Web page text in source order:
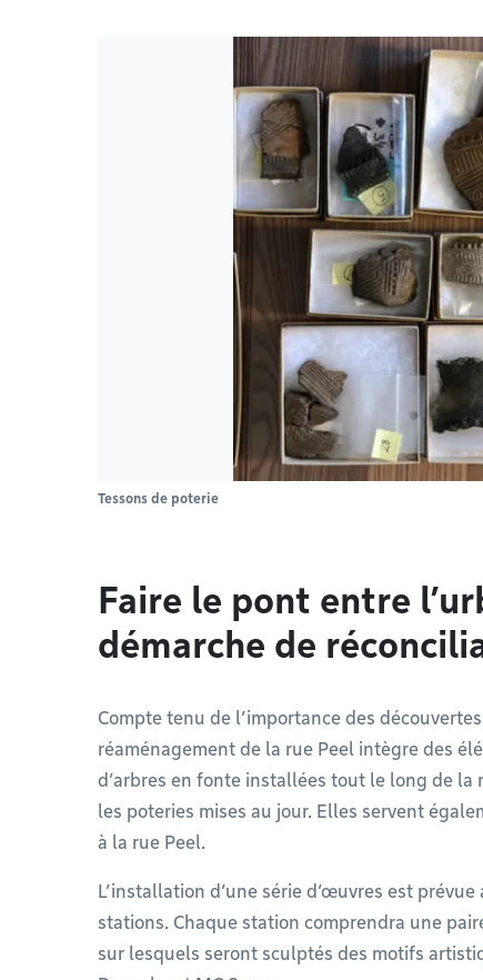
Tessons de poterie
Faire le pont entre
démarche de
Compte tenu de l’importance des
réaménagement de la rue Peel intègre des
d’arbres en fonte installées tout le long de
les poteries mises au jour. Elles servent
à la rue Peel.
L’installation d’une série d’œuvres est
stations. Chaque station comprendra une
sur lesquels seront sculptés des motifs